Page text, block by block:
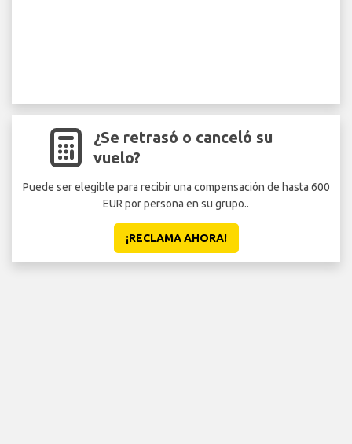
¿Se retrasó o canceló su
vuelo?
Puede ser elegible para recibir una compensación de hasta 600
EUR por persona en su grupo..
¡RECLAMA AHORA!